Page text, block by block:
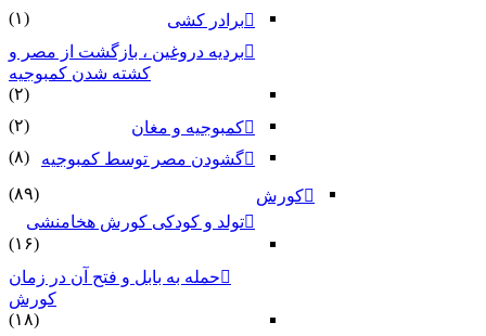
برادر کشی
(۱)
بردیه دروغین ، بازگشت از مصر و
کشته شدن کمبوجیه
(۲)
کمبوجیه و مغان
(۲)
گشودن مصر توسط کمبوجیه
(۸)
کورش
(۸۹)
تولد و کودکی کورش هخامنشی
(۱۶)
حمله به بابل و فتح آن در زمان
کورش
(۱۸)